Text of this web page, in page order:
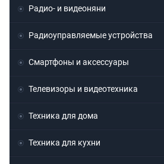
Радио- и видеоняни
Радиоуправляемые устройства
Смартфоны и аксессуары
Телевизоры и видеотехника
Техника для дома
Техника для кухни